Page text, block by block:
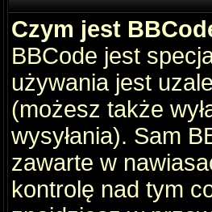
Czym jest
BBCode jest
używania jest
(możesz także
wysyłania). Sam
zawarte w
kontrolę nad tym